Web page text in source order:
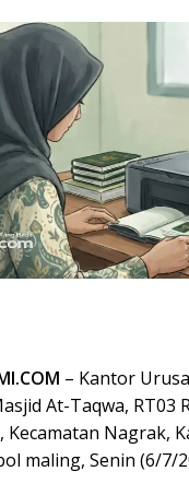
– Kantor
At-Taqwa, RT03
Kecamatan Nagrak,
maling, Senin (6/7/